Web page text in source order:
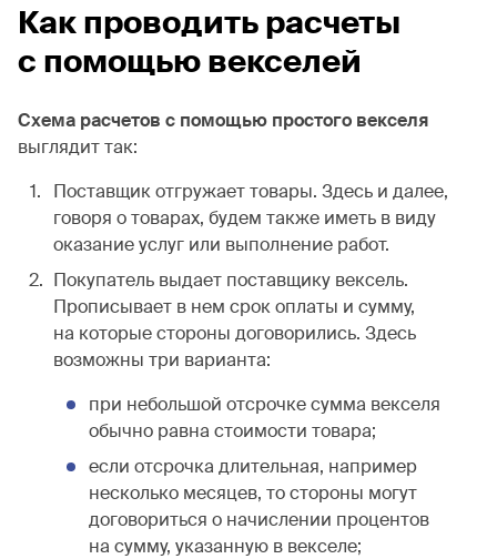
Как проводить расчеты
с помощью векселей
Схема расчетов с помощью простого векселя
выглядит так:
Поставщик отгружает товары. Здесь и далее,
говоря о товарах, будем также иметь в виду
оказание услуг или выполнение работ.
Покупатель выдает поставщику вексель.
Прописывает в нем срок оплаты и сумму,
на которые стороны договорились. Здесь
возможны три варианта:
при небольшой отсрочке сумма векселя
обычно равна стоимости товара;
если отсрочка длительная, например
несколько месяцев, то стороны могут
договориться о начислении процентов
на сумму, указанную в векселе;